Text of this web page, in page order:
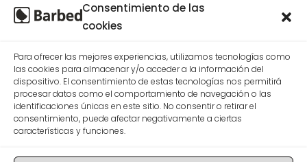
Consentimiento de las
cookies
Para ofrecer las mejores experiencias, utilizamos tecnologías como
las cookies para almacenar y/o acceder a la información del
dispositivo. El consentimiento de estas tecnologías nos permitirá
procesar datos como el comportamiento de navegación o las
identificaciones únicas en este sitio. No consentir o retirar el
consentimiento, puede afectar negativamente a ciertas
características y funciones.
L-V 10:00-13:30 / 16:30-20:00
CASABLANCA
976 568 074
correo@barbed.es